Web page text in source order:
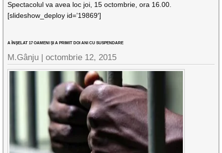
Spectacolul va avea loc joi, 15 octombrie, ora 16.00.
[slideshow_deploy id=’19869′]
A ÎNŞELAT 17 OAMENI ŞI A PRIMIT DOI ANI CU SUSPENDARE
M.Gânju |octombrie 12, 2015